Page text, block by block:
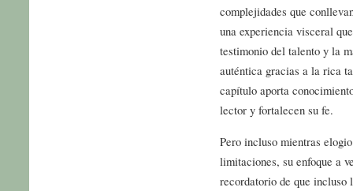
complejidades que
una experiencia visceral
testimonio del talento y la
auténtica gracias a la rica
capítulo aporta
lector y fortalecen su fe.
Pero incluso mientras
limitaciones, su enfoque a
recordatorio de que incluso